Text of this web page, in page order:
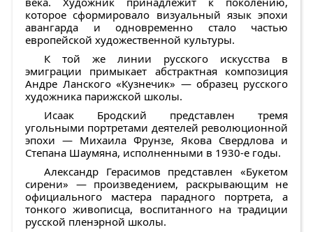
которое сформировало визуальный язык эпохи
авангарда и одновременно стало частью
европейской художественной культуры.
К той же линии русского искусства в
эмиграции примыкает абстрактная композиция
Андре Ланского «Кузнечик» — образец русского
художника парижской школы.
Исаак Бродский представлен тремя
угольными портретами деятелей революционной
эпохи — Михаила Фрунзе, Якова Свердлова и
Степана Шаумяна, исполненными в 1930-е годы.
Александр Герасимов представлен «Букетом
сирени» — произведением, раскрывающим не
официального мастера парадного портрета, а
тонкого живописца, воспитанного на традиции
русской пленэрной школы.